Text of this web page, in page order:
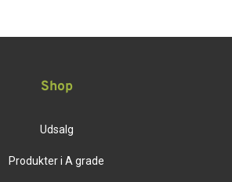
Shop
Udsalg
Produkter i A grade